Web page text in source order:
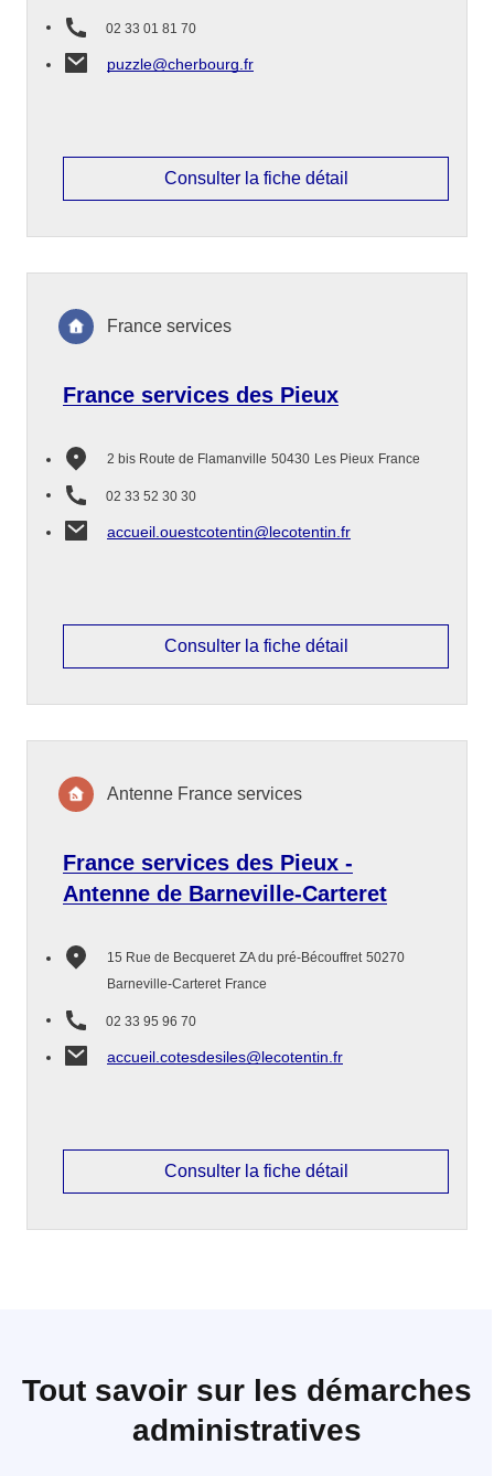
02 33 01 81 70
puzzle@cherbourg.fr
Consulter la fiche détail
France services des Pieux
2 bis Route de Flamanville 50430 Les Pieux France
02 33 52 30 30
accueil.ouestcotentin@lecotentin.fr
France services
Consulter la fiche détail
France services des Pieux -
Antenne de Barneville-Carteret
15 Rue de Becqueret ZA du pré-Bécouffret 50270
Barneville-Carteret France
02 33 95 96 70
accueil.cotesdesiles@lecotentin.fr
Antenne France services
Consulter la fiche détail
Tout savoir sur les démarches
administratives